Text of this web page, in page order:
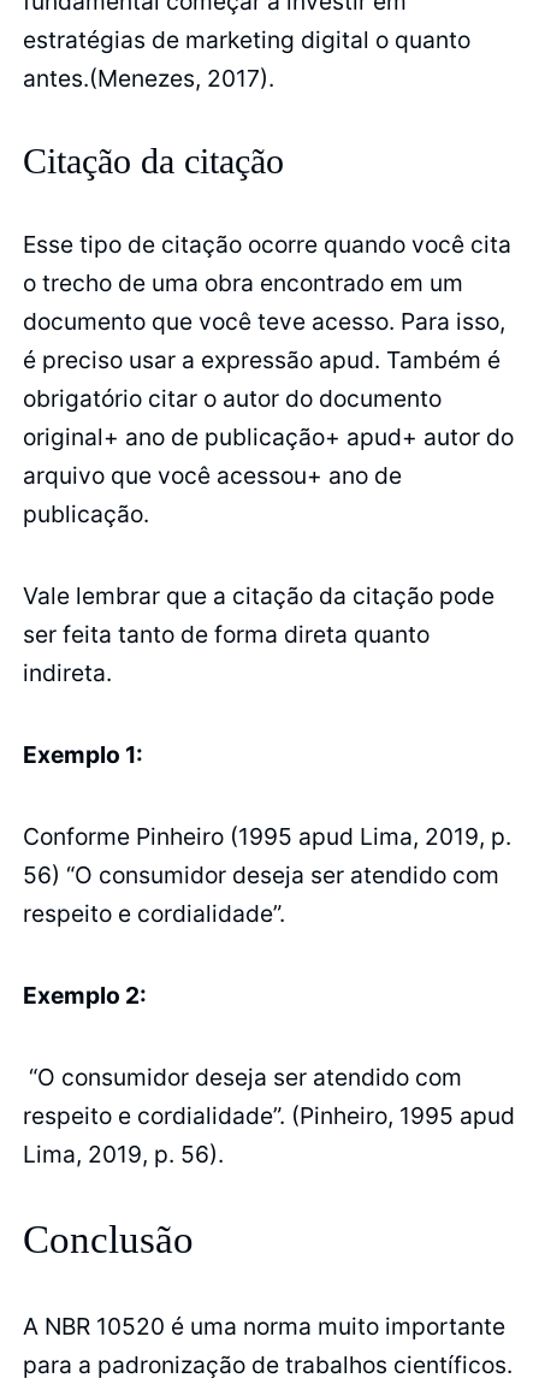
estratégias de marketing digital o quanto
antes.(Menezes, 2017).
Citação da citação
Esse tipo de citação ocorre quando você cita
o trecho de uma obra encontrado em um
documento que você teve acesso. Para isso,
é preciso usar a expressão apud. Também é
obrigatório citar o autor do documento
original+ ano de publicação+ apud+ autor do
arquivo que você acessou+ ano de
publicação.
Vale lembrar que a citação da citação pode
ser feita tanto de forma direta quanto
indireta.
Exemplo 1:
Conforme Pinheiro (1995 apud Lima, 2019, p.
56) “O consumidor deseja ser atendido com
respeito e cordialidade”.
Exemplo 2:
“O consumidor deseja ser atendido com
respeito e cordialidade”. (Pinheiro, 1995 apud
Lima, 2019, p. 56).
Conclusão
A NBR 10520 é uma norma muito importante
para a padronização de trabalhos científicos.